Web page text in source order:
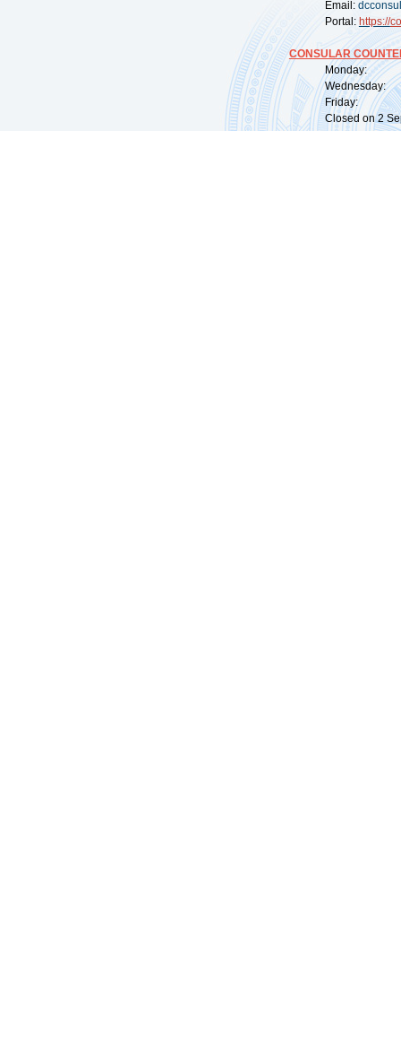
Email:
Portal: https://
CONSULAR
Monday:
Wednesday:
Friday:
Closed on 2